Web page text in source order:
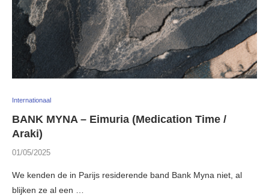
Internationaal
BANK MYNA – Eimuria (Medication Time /
Araki)
01/05/2025
We kenden de in Parijs residerende band Bank Myna niet, al
blijken ze al een …